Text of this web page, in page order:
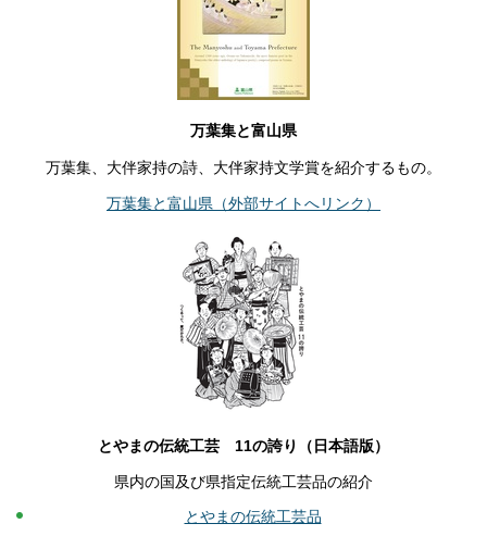
万葉集と富山県
万葉集、大伴家持の詩、大伴家持文学賞を紹介するもの。
万葉集と富山県（外部サイトへリンク）
とやまの伝統工芸 11の誇り（日本語版）
県内の国及び県指定伝統工芸品の紹介
とやまの伝統工芸品